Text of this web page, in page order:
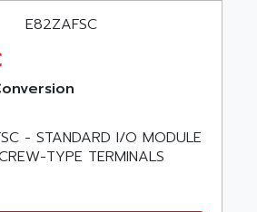
- STANDARD I/O MODULE
TYPE TERMINALS